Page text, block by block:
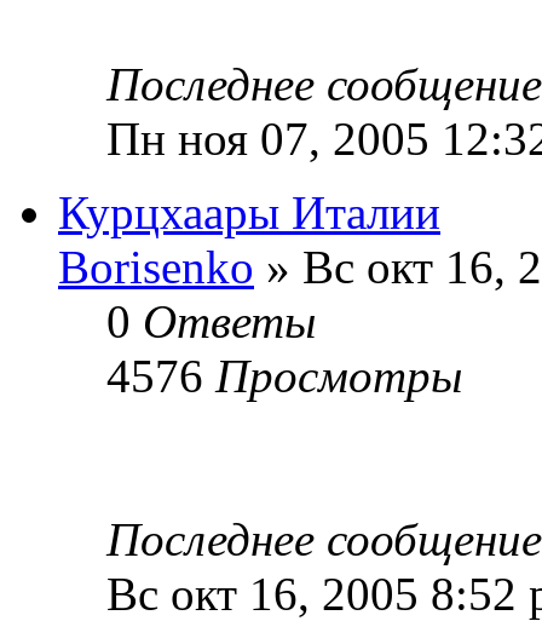
Последнее
Пн ноя 07, 2005
Курцхаары Италии
Borisenko » Вс окт 16,
0 Ответы
4576 Просмотры
Последнее
Вс окт 16, 2005 8:52